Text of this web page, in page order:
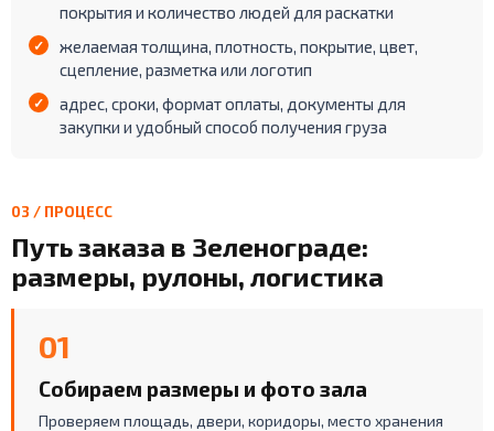
покрытия и количество людей для раскатки
желаемая толщина, плотность, покрытие, цвет,
сцепление, разметка или логотип
адрес, сроки, формат оплаты, документы для
закупки и удобный способ получения груза
03 / ПРОЦЕСС
Путь заказа в Зеленограде:
размеры, рулоны, логистика
01
Собираем размеры и фото зала
Проверяем площадь, двери, коридоры, место хранения